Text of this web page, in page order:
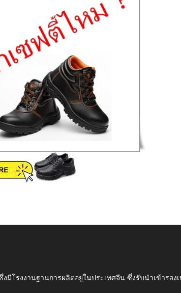
งมีโรงงานฐานการผลิตอยู่ในประเทศจีน ซึ่งรับนำเข้าร